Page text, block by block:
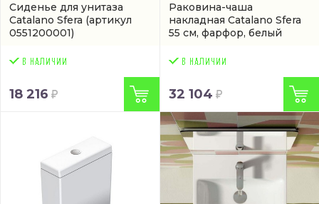
Сиденье для унитаза
Catalano Sfera (артикул
0551200001)
18 216
Раковина-чаша
накладная Catalano Sfera
55 см, фарфор, белый
0001)
32 104